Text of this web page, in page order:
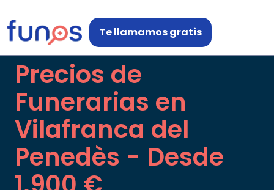
Te llamamos gratis
Precios de
Funerarias en
Vilafranca del
Penedès - Desde